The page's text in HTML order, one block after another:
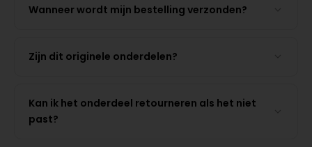
Wanneer wordt mijn bestelling verzonden?
Zijn dit originele onderdelen?
Kan ik het onderdeel retourneren als het niet
past?